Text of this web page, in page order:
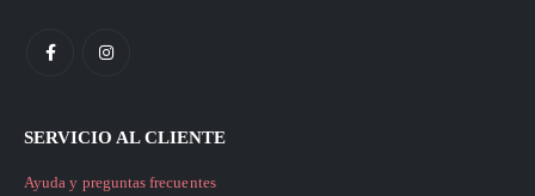
SERVICIO AL CLIENTE
Ayuda y preguntas frecuentes